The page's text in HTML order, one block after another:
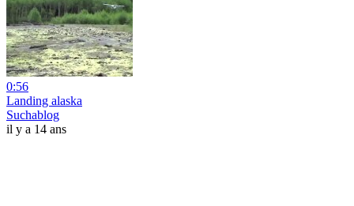
0:56
Landing alaska
Suchablog
il y a 14 ans